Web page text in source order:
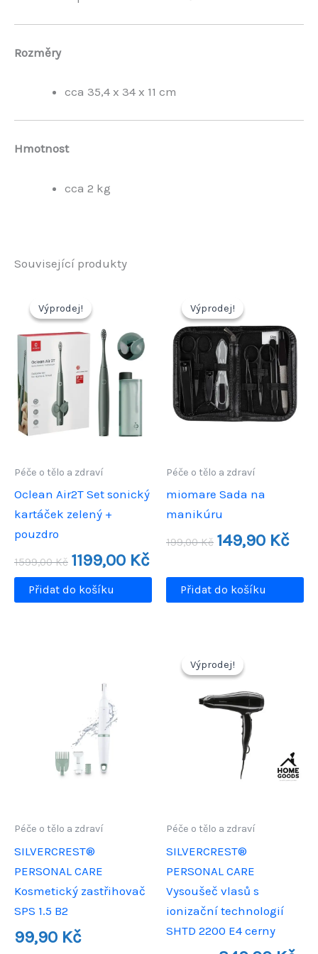
Rozměry
cca 35,4 x 34 x 11 cm
Hmotnost
cca 2 kg
Související produkty
Výprodej!
Výprodej!
Péče o tělo a zdraví
Oclean Air2T Set sonický
kartáček zelený +
pouzdro
1599,00Kč
Původní
cena
1599,00 Kč.
1199,00 Kč
je:
1199,00 Kč.
Přidat do košíku
Výprodej!
Výprodej!
Péče o tělo a zdraví
miomare Sada na
manikúru
199,00Kč
Původní
cena
199,00 Kč.
149,90 Kč
Přidat do košíku
Péče o tělo a zdraví
SILVERCREST®
PERSONAL CARE
Kosmetický zastřihovač
SPS 1.5 B2
99,90 Kč
Výprodej!
Výprodej!
Péče o tělo a zdraví
SILVERCREST®
PERSONAL CARE
Vysoušeč vlasů s
ionizační technologií
SHTD 2200 E4 cerny